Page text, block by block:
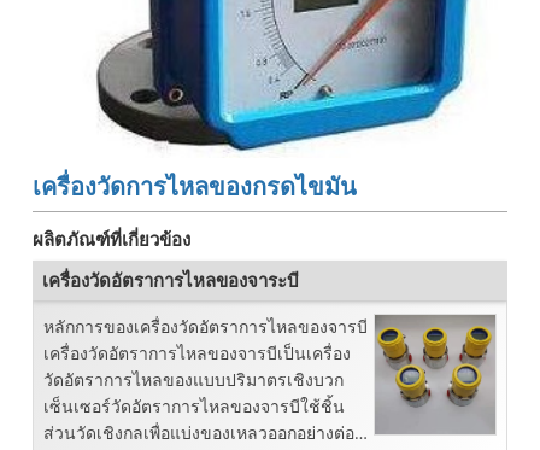
เครื่องวัดการไหลของกรดไขมัน
ผลิตภัณฑ์ที่เกี่ยวข้อง
เครื่องวัดอัตราการไหลของจาระบี
หลักการของเครื่องวัดอัตราการไหลของจารบี
เครื่องวัดอัตราการไหลของจารบีเป็นเครื่อง
วัดอัตราการไหลของแบบปริมาตรเชิงบวก
เซ็นเซอร์วัดอัตราการไหลของจารบีใช้ชิ้น
ส่วนวัดเชิงกลเพื่อแบ่งของเหลวออกอย่างต่อ